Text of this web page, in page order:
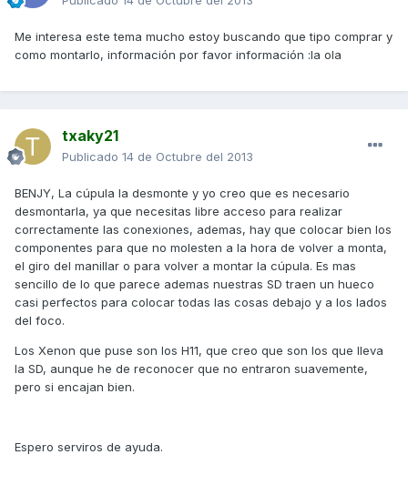
Me interesa este tema mucho estoy buscando que tipo comprar y
como montarlo, información por favor información :la ola
txaky21
Publicado 14 de Octubre del 2013
BENJY, La cúpula la desmonte y yo creo que es necesario
desmontarla, ya que necesitas libre acceso para realizar
correctamente las conexiones, ademas, hay que colocar bien los
componentes para que no molesten a la hora de volver a monta,
el giro del manillar o para volver a montar la cúpula. Es mas
sencillo de lo que parece ademas nuestras SD traen un hueco
casi perfectos para colocar todas las cosas debajo y a los lados
del foco.
Los Xenon que puse son los H11, que creo que son los que lleva
la SD, aunque he de reconocer que no entraron suavemente,
pero si encajan bien.
Espero serviros de ayuda.